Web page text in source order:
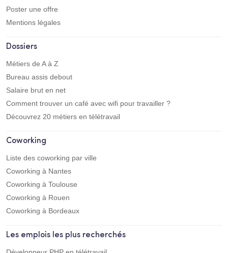
Poster une offre
Mentions légales
Dossiers
Métiers de A à Z
Bureau assis debout
Salaire brut en net
Comment trouver un café avec wifi pour travailler ?
Découvrez 20 métiers en télétravail
Coworking
Liste des coworking par ville
Coworking à Nantes
Coworking à Toulouse
Coworking à Rouen
Coworking à Bordeaux
Les emplois les plus recherchés